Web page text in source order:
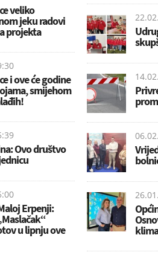
veliko
jeku radovi
projekta
i ove će godine
smijehom
Ovo društvo
Erpenji:
u lipnju ove